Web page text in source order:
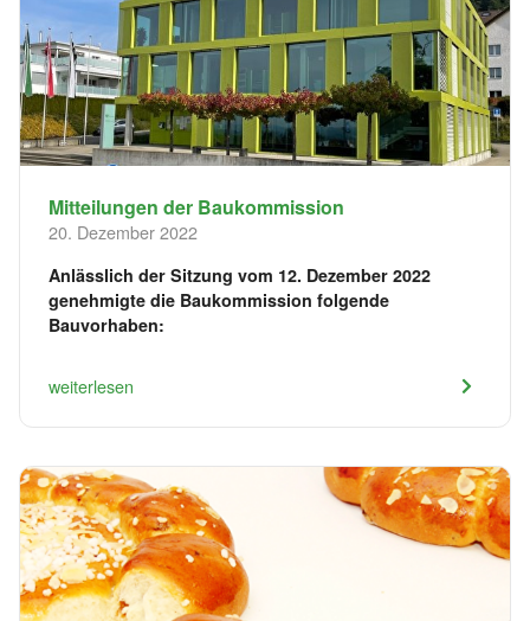
Mitteilungen der Baukommission
20. Dezember 2022
Anlässlich der Sitzung vom 12. Dezember 2022
genehmigte die Baukommission folgende
Bauvorhaben:
weiterlesen